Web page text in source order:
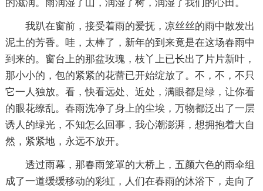
的滋润。雨润湿了山，润湿了树，润湿了我们的心田。
我趴在窗前，接受着雨的爱抚，凉丝丝的雨中散发出
泥土的芳香。哇，太棒了，新年的到来竟是在这场春雨中
到来的。窗台上的那盆玫瑰，枝丫上已长出了片片新叶，
那小小的，包的紧紧的花蕾已开始绽放了。不，不，不只
它一人独放。看，快看远处、近处，满眼都是绿，让你看
的眼花缭乱。春雨洗净了身上的尘埃，万物都泛出了一层
诱人的绿光，不知怎么回事，我心潮澎湃，想拥抱着大自
然，紧紧地，永远不放开。
透过雨幕，那春雨笼罩的大桥上，五颜六色的雨伞组
成了一道缓缓移动的彩虹，人们在春雨的沐浴下，走向了